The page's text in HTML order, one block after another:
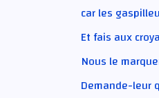
car les
Et fais aux
Nous le
Demande-leur